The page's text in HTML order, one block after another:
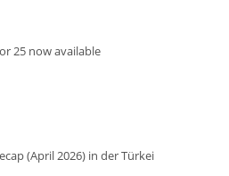
25 now available
(April 2026) in der Türkei